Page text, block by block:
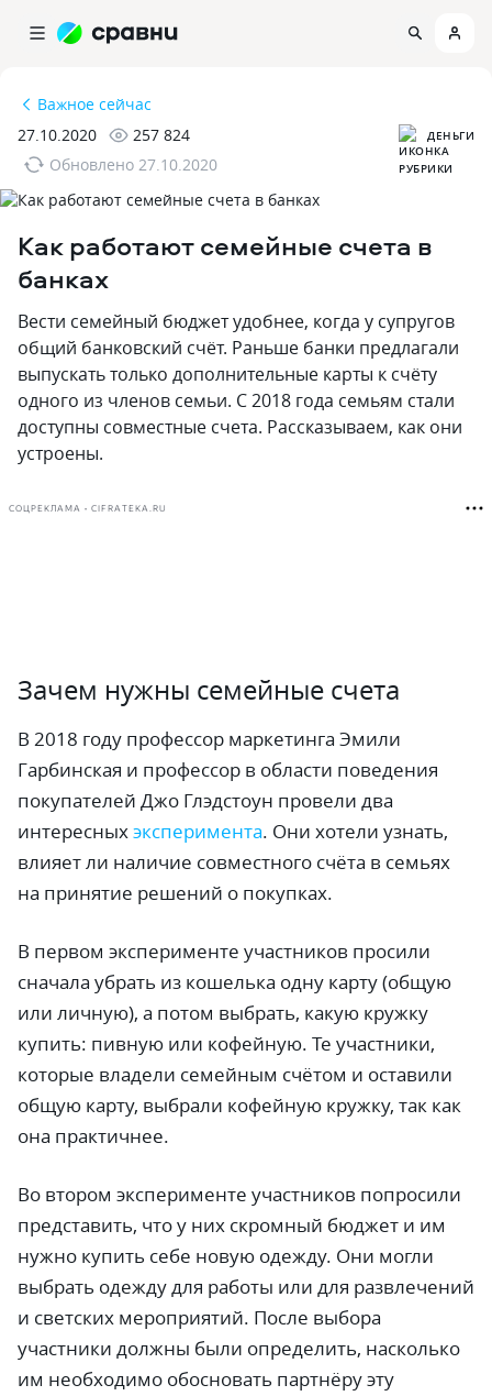
Важное сейчас
27.10.2020
257 824
Обновлено 27.10.2020
ДЕНЬГИ
Как работают семейные счета в
банках
Вести семейный бюджет удобнее, когда у супругов
общий банковский счёт. Раньше банки предлагали
выпускать только дополнительные карты к счёту
одного из членов семьи. С 2018 года семьям стали
доступны совместные счета. Рассказываем, как они
устроены.
СОЦРЕКЛАМА • CIFRATEKA.RU
Зачем нужны семейные счета
В 2018 году профессор маркетинга Эмили
Гарбинская и профессор в области поведения
покупателей Джо Глэдстоун провели два
интересныхэксперимента. Они хотели узнать,
влияет ли наличие совместного счёта в семьях
на принятие решений о покупках.
В первом эксперименте участников просили
сначала убрать из кошелька одну карту (общую
или личную), а потом выбрать, какую кружку
купить: пивную или кофейную. Те участники,
которые владели семейным счётом и оставили
общую карту, выбрали кофейную кружку, так как
она практичнее.
Во втором эксперименте участников попросили
представить, что у них скромный бюджет и им
нужно купить себе новую одежду. Они могли
выбрать одежду для работы или для развлечений
и светских мероприятий. После выбора
участники должны были определить, насколько
им необходимо обосновать партнёру эту